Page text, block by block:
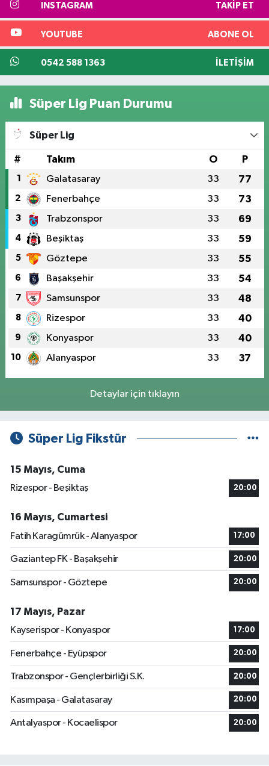
INSTAGRAM TAKIP ET
YOUTUBE ABONE OL
0542 588 1363 İLETIŞIM
Süper Lig Puan Durumu
Süper Lig
# Takım O P
1 Galatasaray 33 77
2 Fenerbahçe 33 73
3 Trabzonspor 33 69
4 Beşiktaş 33 59
5 Göztepe 33 55
6 Başakşehir 33 54
7 Samsunspor 33 48
8 Rizespor 33 40
9 Konyaspor 33 40
10 Alanyaspor 33 37
Detaylar için tıklayın
Süper Lig Fikstür
15 Mayıs, Cuma
Rizespor - Beşiktaş
20:00
16 Mayıs, Cumartesi
Fatih Karagümrük - Alanyaspor
17:00
Gaziantep FK - Başakşehir 20:00
Samsunspor - Göztepe 20:00
17 Mayıs, Pazar
Kayserispor - Konyaspor
17:00
Fenerbahçe - Eyüpspor 20:00
Trabzonspor - Gençlerbirliği S.K. 20:00
Kasımpaşa - Galatasaray 20:00
Antalyaspor - Kocaelispor 20:00